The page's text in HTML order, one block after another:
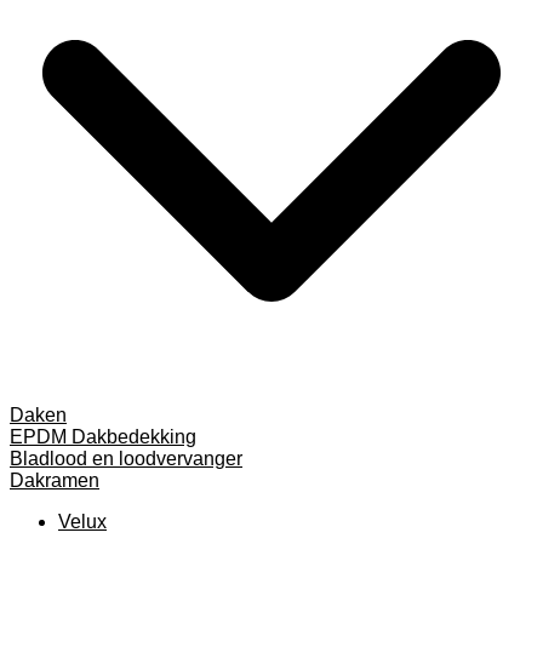
Daken
EPDM Dakbedekking
Bladlood en loodvervanger
Dakramen
Velux